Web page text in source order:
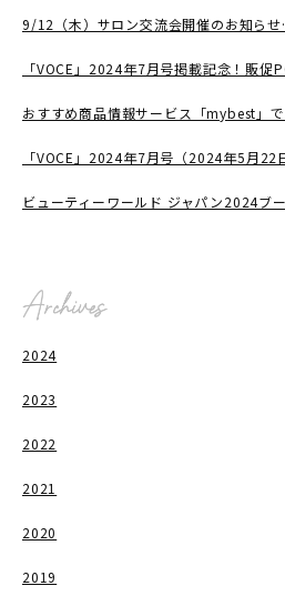
9/12（木）サロン交流会開催のお知ら
「VOCE」2024年7月号掲載記念！販促
おすすめ商品情報サービス「mybest」
「VOCE」2024年7月号（2024年5月22
ビューティーワールド ジャパン2024ブ
2024
2023
2022
2021
2020
2019